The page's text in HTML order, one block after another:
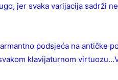
jer svaka varijacija sadrži
podsjeća na antičke
klavijaturnom